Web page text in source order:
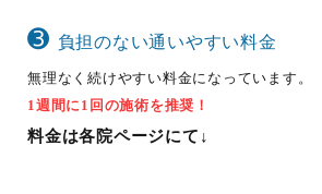
➌ 負担のない通いやすい料金
無理なく続けやすい料金になっています。
1週間に1回の施術を推奨！
料金は各院ページにて↓